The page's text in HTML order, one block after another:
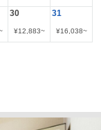
30
¥12,883~
31
¥16,038~